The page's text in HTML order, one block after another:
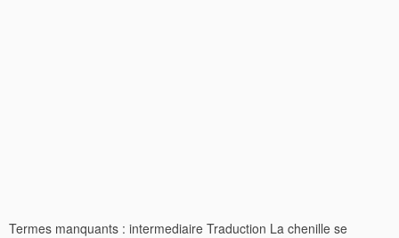
Termes manquants : intermediaire Traduction La chenille se